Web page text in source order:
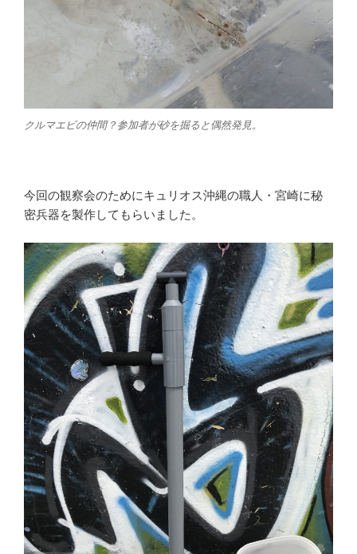
クルマエビの仲間？参加者が砂を掘ると偶然発見。
今回の観察会のためにキュリオス沖縄の職人・宮崎に秘
密兵器を製作してもらいました。